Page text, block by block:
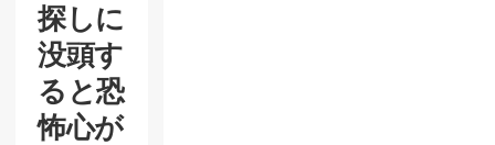
探しに
没頭す
ると恐
怖心が